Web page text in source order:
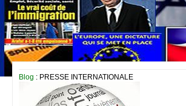
Blog : PRESSE INTERNATIONALE